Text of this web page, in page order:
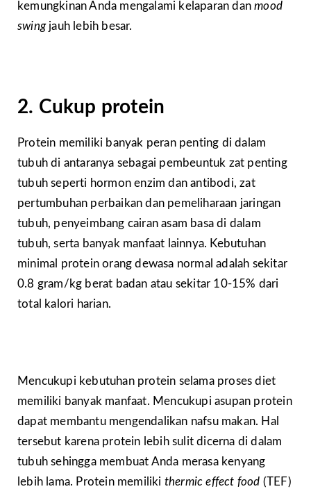
kemungkinan Anda mengalami kelaparan danmood
swingjauh lebih besar.
2. Cukup protein
Protein memiliki banyak peran penting di dalam
tubuh di antaranya sebagai pembeuntuk zat penting
tubuh seperti hormon enzim dan antibodi, zat
pertumbuhan perbaikan dan pemeliharaan jaringan
tubuh, penyeimbang cairan asam basa di dalam
tubuh, serta banyak manfaat lainnya. Kebutuhan
minimal protein orang dewasa normal adalah sekitar
0.8 gram/kg berat badan atau sekitar 10-15% dari
total kalori harian.
Mencukupi kebutuhan protein selama proses diet
memiliki banyak manfaat. Mencukupi asupan protein
dapat membantu mengendalikan nafsu makan. Hal
tersebut karena protein lebih sulit dicerna di dalam
tubuh sehingga membuat Anda merasa kenyang
lebih lama. Protein memiliki thermic effect food (TEF)